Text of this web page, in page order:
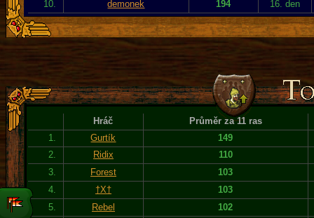
10. demonek 194 16. den
Hráč
Průměr za 11 ras
1.
Gurtík
149
2.
Ridix
110
3.
Forest
103
4.
†X†
103
5.
Rebel
102